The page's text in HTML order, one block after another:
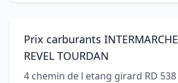
Prix carburants INTERMARCHE
REVEL TOURDAN
4 chemin de l etang girard RD 538